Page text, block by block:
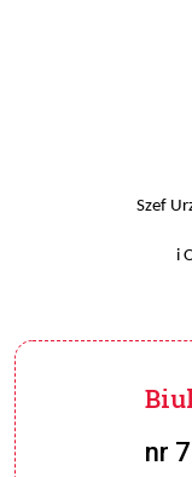
Szef
i
nr